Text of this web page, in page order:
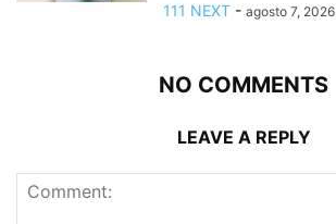
111 NEXT - agosto 7, 2026
NO COMMENTS
LEAVE A REPLY